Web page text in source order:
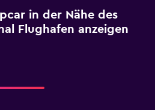
in der Nähe des
Flughafen anzeigen